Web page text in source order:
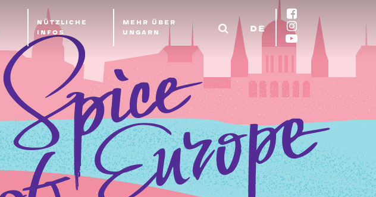
NÜTZLICHE
INFOS
MEHR ÜBER
UNGARN
DE
DE
FR
ES